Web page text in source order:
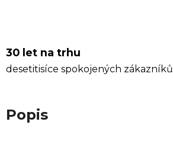
30 let na trhu
desetitisíce spokojených zákazníků
Popis